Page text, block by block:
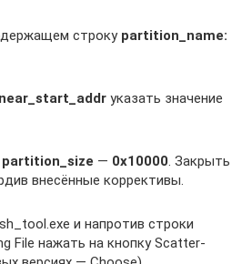
строку partition_name:
start_ addr указать значение
partition_size — 0x10000. Закрыть
внесённые коррективы.
и напротив строки
File нажать на кнопку Scatter-